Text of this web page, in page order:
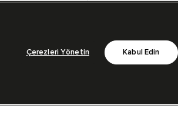
Çerezleri Yönetin Kabul Edin